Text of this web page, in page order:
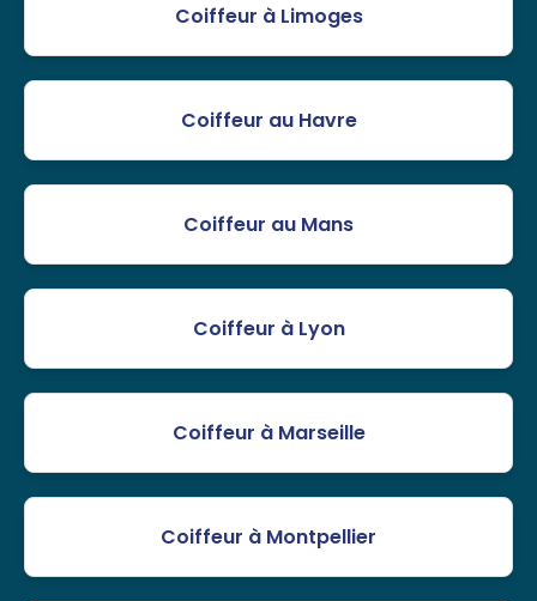
Coiffeur à Limoges
Coiffeur au Havre
Coiffeur au Mans
Coiffeur à Lyon
Coiffeur à Marseille
Coiffeur à Montpellier